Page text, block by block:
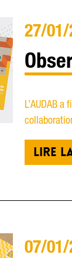
27/01/
L’AUDAB
LIRE
07/01/